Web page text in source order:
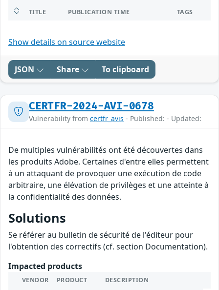
TITLE PUBLICATION TIME TAGS
Show details on source website
JSON Share To clipboard
CERTFR-2024-AVI-0678
Vulnerability from certfr_avis - Published: - Updated:
De multiples vulnérabilités ont été découvertes dans
les produits Adobe. Certaines d'entre elles permettent
à un attaquant de provoquer une exécution de code
arbitraire, une élévation de privilèges et une atteinte à
la confidentialité des données.
Solutions
Se référer au bulletin de sécurité de l'éditeur pour
l'obtention des correctifs (cf. section Documentation).
Impacted products
VENDOR PRODUCT DESCRIPTION